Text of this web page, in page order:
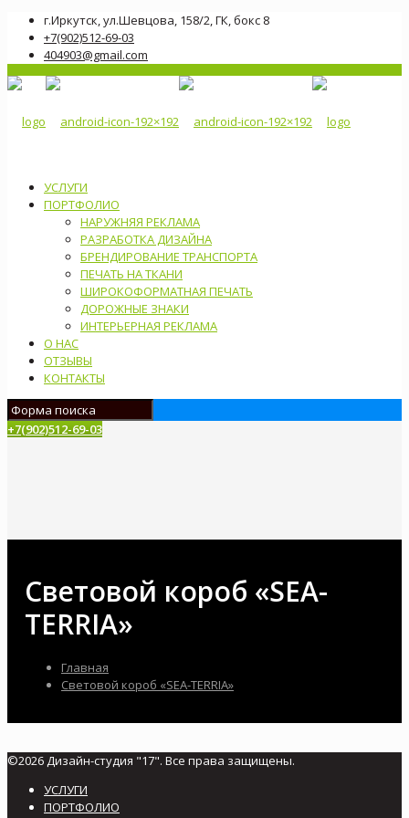
г.Иркутск, ул.Шевцова, 158/2, ГК, бокс 8
+7(902)512-69-03
404903@gmail.com
УСЛУГИ
ПОРТФОЛИО
НАРУЖНЯЯ РЕКЛАМА
РАЗРАБОТКА ДИЗАЙНА
БРЕНДИРОВАНИЕ ТРАНСПОРТА
ПЕЧАТЬ НА ТКАНИ
ШИРОКОФОРМАТНАЯ ПЕЧАТЬ
ДОРОЖНЫЕ ЗНАКИ
ИНТЕРЬЕРНАЯ РЕКЛАМА
О НАС
ОТЗЫВЫ
КОНТАКТЫ
+7(902)512-69-03
Световой короб «SEA-
TERRIA»
Главная
Световой короб «SEA-TERRIA»
©2026 Дизайн-студия "17". Все права защищены.
УСЛУГИ
ПОРТФОЛИО